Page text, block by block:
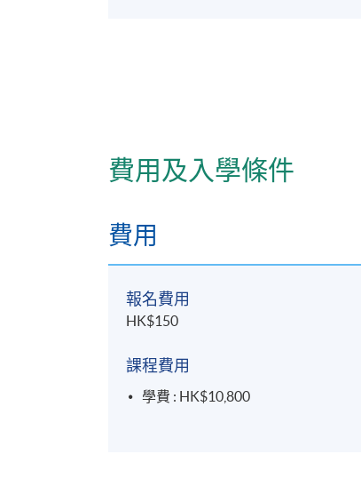
費用及入學條件
費用
報名費用
HK$150
課程費用
學費 : HK$10,800